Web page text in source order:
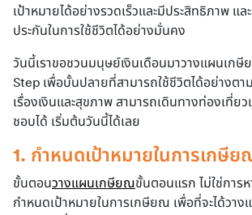
เป้าหมายได้อย่างรวดเร็วและมีประสิทธิภาพ แล
ประกันในการใช้ชีวิตได้อย่างมั่นคง
วันนี้เราขอชวนมนุษย์เงินเดือนมาวางแผนเก
Step เพื่อบั้นปลายที่สามารถใช้ชีวิตได้อย่างตา
เรื่องเงินและสุขภาพ สามารถเดินทางท่องเที่ย
ชอบได้ เริ่มต้นวันนี้ได้เลย
1. กำหนดเป้าหมายในการเกษีย
ขั้นตอนวางแผนเกษียณขั้นตอนแรก ไม่ใช่การ
กำหนดเป้าหมายในการเกษียณ เพื่อที่จะได้วาง